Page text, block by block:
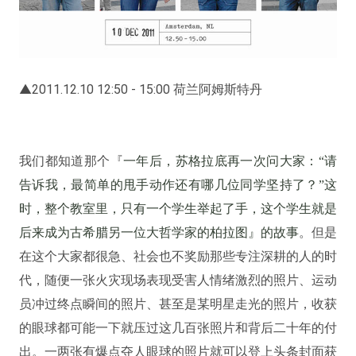
▲2011.12.10 12:50 - 15:00 荷兰阿姆斯特丹
我们都知道那个『一年后，苏格拉底再一次问大家：“请
告诉我，最简单的甩手动作还有哪几位同学坚持了？”这
时，整个教室里，只有一个学生举起了手，这个学生就是
后来成为古希腊另一位大哲学家的柏拉图』的故事。但是
在这个大家都很急、社会也不奖励那些专注深耕的人 的时
代， 随便一张火灾现场表现受害人情绪激烈的照片、运动
员冲过终点瞬间的照片、甚至是某明星走光的照片，收获
的眼球都可能一下就压过这几百张照片和背后二十年的付
出。一两张有爆点夺人眼球的照片就可以登上头条封面获